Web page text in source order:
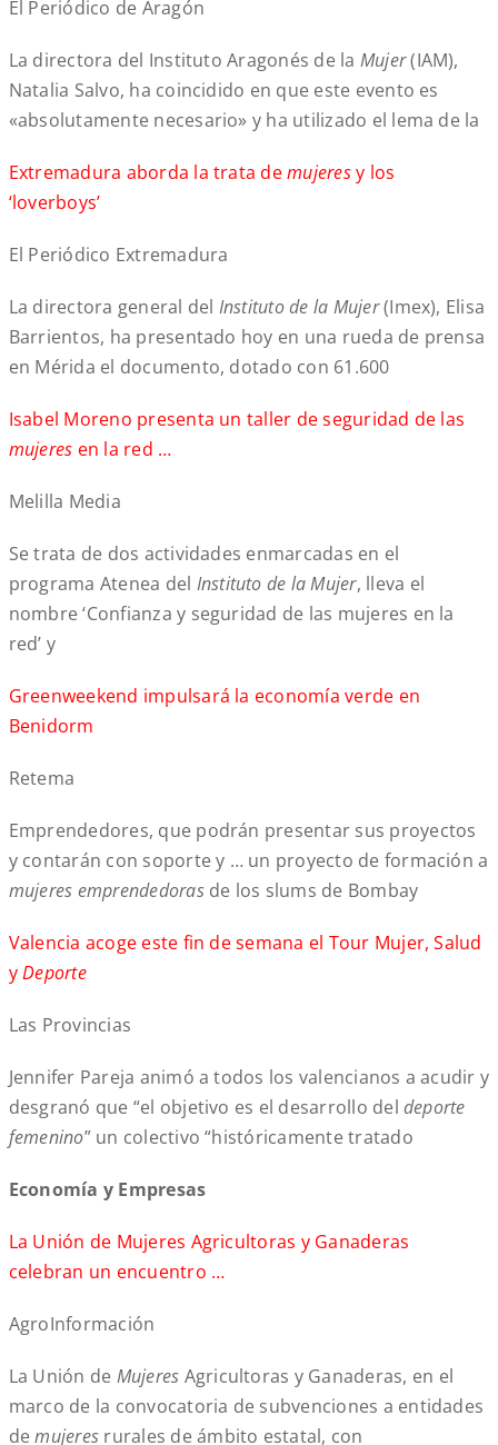
El Periódico de Aragón
La directora del Instituto Aragonés de la Mujer(IAM),
Natalia Salvo, ha coincidido en que este evento es
«absolutamente necesario» y ha utilizado el lema de la
Extremadura aborda la trata demujeresy los
‘loverboys’
El Periódico Extremadura
La directora general del Instituto de la Mujer(Imex), Elisa
Barrientos, ha presentado hoy en una rueda de prensa
en Mérida el documento, dotado con 61.600
Isabel Moreno presenta un taller de seguridad de las
mujeres en la red …
Melilla Media
Se trata de dos actividades enmarcadas en el
programa Atenea del Instituto de la Mujer, lleva el
nombre ‘Confianza y seguridad de las mujeres en la
red’ y
Greenweekend impulsará la economía verde en
Benidorm
Retema
Emprendedores, que podrán presentar sus proyectos
y contarán con soporte y … un proyecto de formación a
mujeres emprendedorasde los slums de Bombay
Valencia acoge este fin de semana el Tour Mujer, Salud
yDeporte
Las Provincias
Jennifer Pareja animó a todos los valencianos a acudir y
desgranó que “el objetivo es el desarrollo deldeporte
femenino” un colectivo “históricamente tratado
Economía y Empresas
La Unión de Mujeres Agricultoras y Ganaderas
celebran un encuentro …
AgroInformación
La Unión de Mujeres Agricultoras y Ganaderas, en el
marco de la convocatoria de subvenciones a entidades
demujeres rurales de ámbito estatal, con